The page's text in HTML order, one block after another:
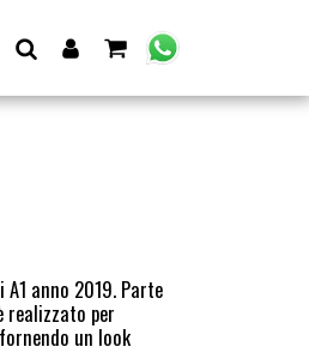
anno 2019. Parte
realizzato per
un look